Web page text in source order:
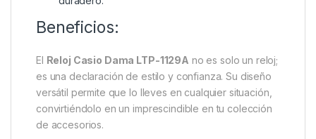
Beneficios:
El Reloj Casio Dama LTP-1129A no es solo un reloj;
es una declaración de estilo y confianza. Su diseño
versátil permite que lo lleves en cualquier situación,
convirtiéndolo en un imprescindible en tu colección
de accesorios.